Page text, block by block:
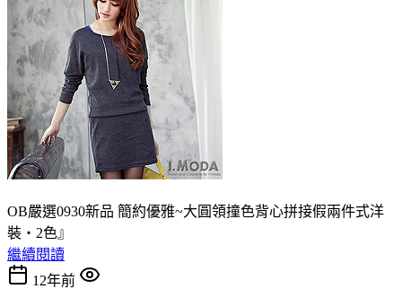
OB嚴選0930新品 簡約優雅~大圓領撞色背心拼接假兩件式洋
裝‧2色』
繼續閱讀
12年前